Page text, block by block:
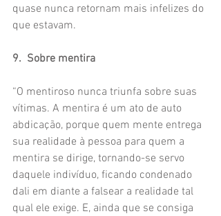
quase nunca retornam mais infelizes do
que estavam.
9.  Sobre mentira
“O mentiroso nunca triunfa sobre suas
vítimas. A mentira é um ato de auto
abdicação, porque quem mente entrega
sua realidade à pessoa para quem a
mentira se dirige, tornando-se servo
daquele indivíduo, ficando condenado
dali em diante a falsear a realidade tal
qual ele exige. E, ainda que se consiga